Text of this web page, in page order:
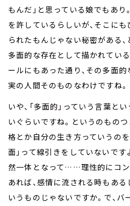
もんだ」と思っている娘でもあり
を許しているらしいが、そこにも
られたもんじゃない秘密がある
多面的な存在として描かれてい
ールにもあった通り、その多面的
実の人間そのものなわけですね。
いや、「多面的」っていう言葉と
いぐらいですね。というのものつ
格とか自分の生き方っていうのを
面」って線引きをしていないで
然一体となって……理性的にコ
あれば、感情に流される時もある
いうものじゃないですか。で、